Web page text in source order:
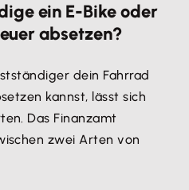
ein E-Bike oder
absetzen?
dein Fahrrad
kannst, lässt sich
Das Finanzamt
zwei Arten von